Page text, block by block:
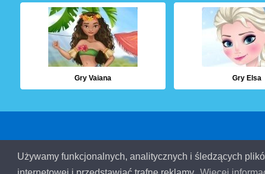
Używamy funkcjonalnych, analitycznych i śledzących
Gry Vaiana Gry Elsa
© 2026 Grydladzieci.pl